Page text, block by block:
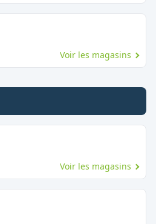
Voir les magasins
Voir les magasins